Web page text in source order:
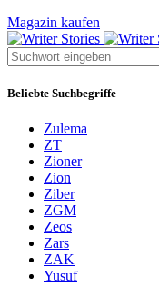
Magazin kaufen
Beliebte Suchbegriffe
Zulema
ZT
Zioner
Zion
Ziber
ZGM
Zeos
Zars
ZAK
Yusuf